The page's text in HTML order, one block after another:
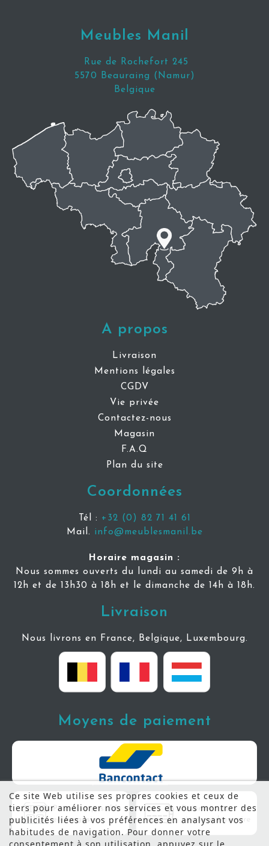
Ce site Web utilise ses propres cookies et ceux de
tiers pour améliorer nos services et vous montrer des
publicités liées à vos préférences en analysant vos
habitudes de navigation. Pour donner votre
Meubles Manil
Rue de Rochefort 245
5570 Beauraing (Namur)
Belgique
A propos
Livraison
Mentions légales
CGDV
Vie privée
Contactez-nous
Magasin
F.A.Q
Plan du site
Coordonnées
Tél : +32 (0) 82 71 41 61
Mail. info@meublesmanil.be
Horaire magasin :
Nous sommes ouverts du lundi au samedi de 9h à
12h et de 13h30 à 18h et le dimanche de 14h à 18h.
Livraison
Nous livrons en France, Belgique, Luxembourg.
Moyens de paiement